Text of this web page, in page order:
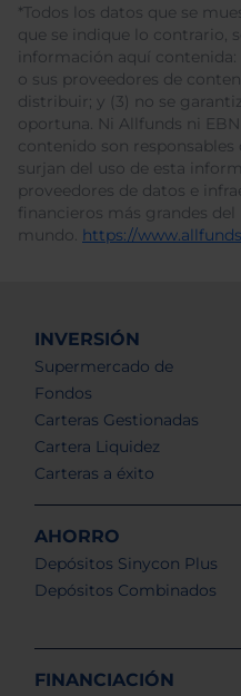
*Todos los datos que se
que se indique lo contrario,
información aquí
o sus proveedores de
distribuir; y (3) no se
oportuna. Ni Allfunds ni
contenido son responsables
surjan del uso de esta
proveedores de datos e
financieros más grandes del
mundo. https://
INVERSIÓN
Supermercado de
Fondos
Carteras Gestionadas
Cartera Liquidez
Carteras a éxito
AHORRO
Depósitos Sinycon Plus
Depósitos Combinados
FINANCIACIÓN